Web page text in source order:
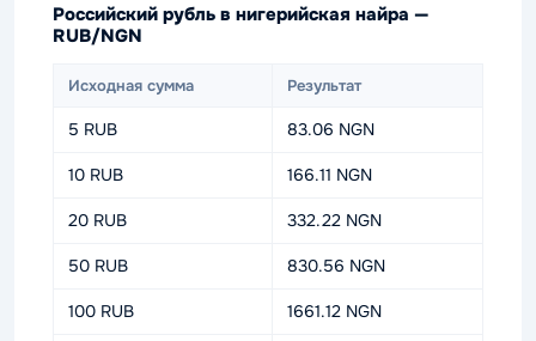
Российский рубль в нигерийская найра —
RUB/NGN
Исходная сумма Результат
5 RUB 83.06 NGN
10 RUB 166.11 NGN
20 RUB 332.22 NGN
50 RUB 830.56 NGN
100 RUB 1661.12 NGN